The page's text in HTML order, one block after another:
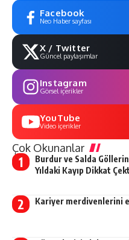
Facebook
Neo Haber sayfası
X / Twitter
Güncel paylaşımlar
Instagram
Görsel içerikler
YouTube
Video içerikler
Çok Okunanlar
Burdur ve Salda
Yıldaki Kayıp Dikkat
Kariyer merdivenlerini